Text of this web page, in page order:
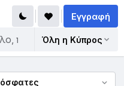
Όλη η Κύπρος
Εγγραφή